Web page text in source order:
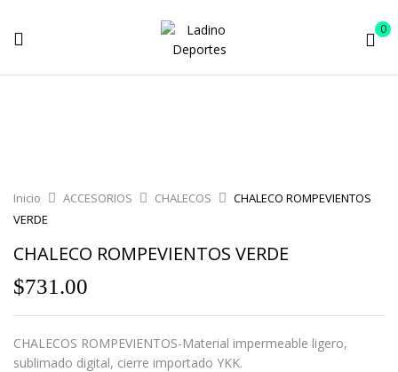
0
Inicio ACCESORIOS CHALECOS
CHALECO ROMPEVIENTOS
VERDE
CHALECO ROMPEVIENTOS VERDE
$731.00
CHALECOS ROMPEVIENTOS-Material impermeable ligero,
sublimado digital, cierre importado YKK.